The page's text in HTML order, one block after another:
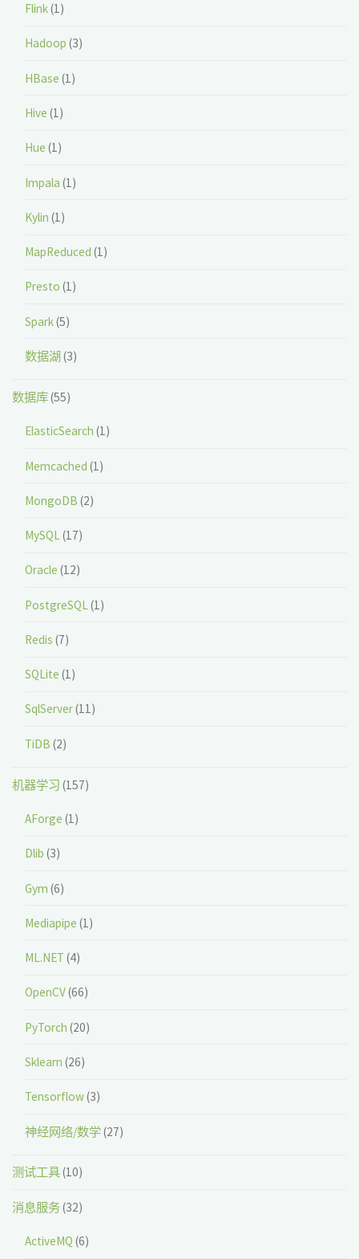
Flink(1)
Hadoop (3)
HBase (1)
Hive (1)
Hue (1)
Impala (1)
Kylin (1)
MapReduced (1)
Presto (1)
Spark(5)
数据湖(3)
数据库(55)
ElasticSearch (1)
Memcached (1)
MongoDB (2)
MySQL(17)
Oracle (12)
PostgreSQL (1)
Redis (7)
SQLite (1)
SqlServer(11)
TiDB (2)
机器学习 (157)
AForge (1)
Dlib (3)
Gym (6)
Mediapipe (1)
ML.NET (4)
OpenCV(66)
PyTorch (20)
Sklearn (26)
Tensorflow(3)
神经网络/数学(27)
测试工具(10)
消息服务(32)
ActiveMQ (6)